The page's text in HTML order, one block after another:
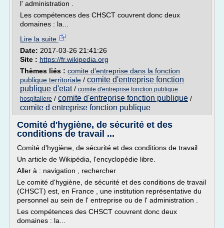
l' administration .
Les compétences des CHSCT couvrent donc deux
domaines : la...
Lire la suite
Date: 2017-03-26 21:41:26
Site : https://fr.wikipedia.org
Thèmes liés : comite d'entreprise dans la fonction
publique territoriale / comite d'entreprise fonction
publique d'etat/ comite d'entreprise fonction publique
hospitaliere / comite d'entreprise fonction publique /
comite d entreprise fonction publique
Comité d'hygiène, de sécurité et des
conditions de travail ...
Comité d'hygiène, de sécurité et des conditions de travail
Un article de Wikipédia, l'encyclopédie libre.
Aller à : navigation , rechercher
Le comité d'hygiène, de sécurité et des conditions de travail
(CHSCT) est, en France , une institution représentative du
personnel au sein de l' entreprise ou de l' administration .
Les compétences des CHSCT couvrent donc deux
domaines : la...